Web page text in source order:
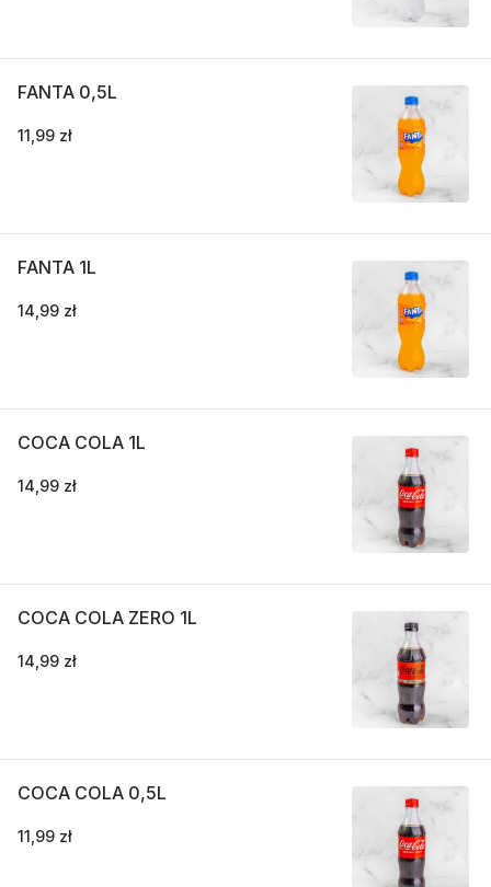
FANTA 0,5L
11,99 zł
FANTA 1L
14,99 zł
COCA COLA 1L
14,99 zł
COCA COLA ZERO 1L
14,99 zł
COCA COLA 0,5L
11,99 zł